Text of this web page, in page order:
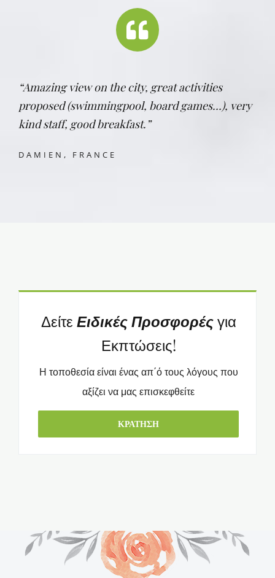
“Amazing view on the city, great activities
proposed (swimmingpool, board games…), very
kind staff, good breakfast.”
DAMIEN, FRANCE
Δείτε Ειδικές Προσφορέςγια
Εκπτώσεις!
Η τοποθεσία είναι ένας απ΄ό τους λόγους που
αξίζει να μας επισκεφθείτε
ΚΡΑΤΗΣΗ